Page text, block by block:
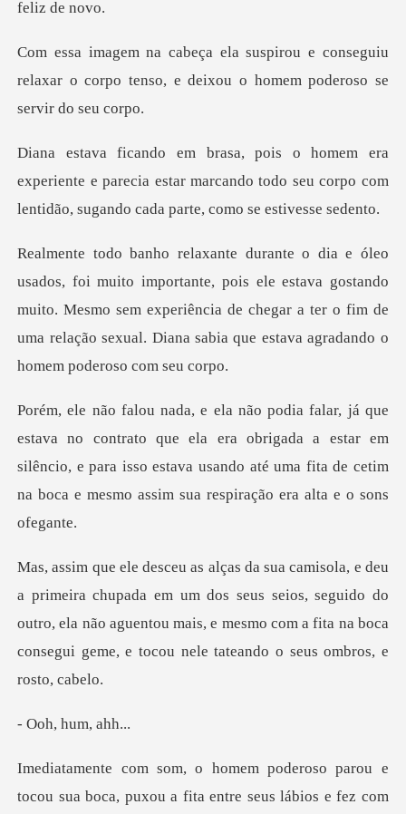
rou e conseguiu
relaxar o corpo tenso, e de
experiente e parecia estar marcando todo seu corpo com
l
ortante, pois ele estava gostando
muito. Mesmo sem experiência de chegar a ter o fim d
ontrato que ela era obrigada a estar em
silêncio, e para isso estava usando até
upada em um dos seus seios, seguido do
outro, ela não aguentou mais, e mesmo com a
- Ooh,
lábios e fez com